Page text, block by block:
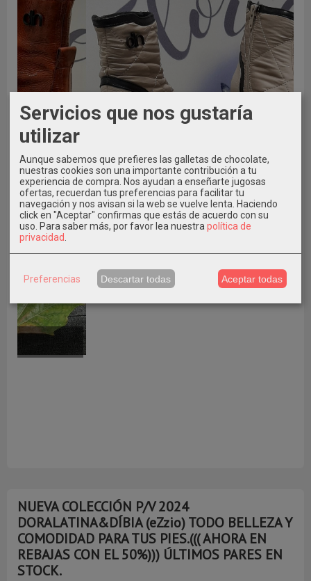
ÚLTIMO NÚMERO 37
NUEVA COLECCIÓN P/V 2024
DORALATINA&DÍBIA (eZzio) TODO BELLEZA Y
COMODIDAD PARA TUS PIES.((( AHORA EN
REBAJAS CON EL 50%))) ÚLTIMOS PARES EN
STOCK.
Servicios que nos gustaría
utilizar
Aunque sabemos que prefieres las galletas de chocolate,
nuestras cookies son una importante contribución a tu
experiencia de compra. Nos ayudan a enseñarte jugosas
ofertas, recuerdan tus preferencias para facilitar tu
navegación y nos avisan si la web se vuelve lenta. Haciendo
click en "Aceptar" confirmas que estás de acuerdo con su
uso. Para saber más, por favor lea nuestra política de
privacidad
Preferencias Descartar todas Aceptar todas